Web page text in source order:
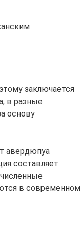
заключается
в разные
основу
авердюпуа
составляет
в современном